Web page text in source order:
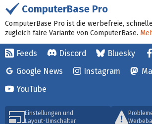
ComputerBase Pro
ComputerBase Pro ist die werbefreie,
zugleich faire Variante von ComputerBase.
Feeds Discord Bluesky
Google News
Instagram
YouTube
Einstellungen und
Layout-Umschalter